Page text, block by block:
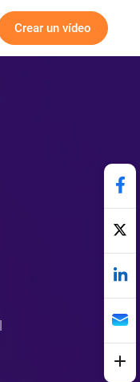
Crear un vídeo